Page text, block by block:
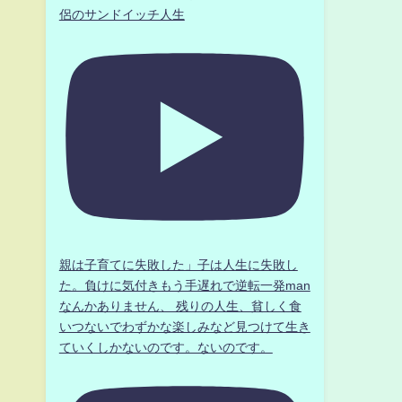
侶のサンドイッチ人生
親は子育てに失敗した」子は人生に失敗し
た。負けに気付きもう手遅れで逆転一発man
なんかありません、 残りの人生、貧しく食
いつないでわずかな楽しみなど見つけて生き
ていくしかないのです。ないのです。